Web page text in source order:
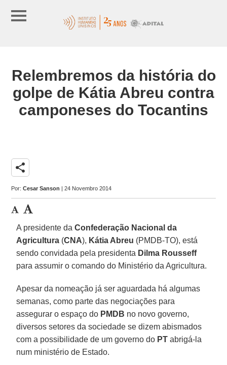
Relembremos da história do
golpe de Kátia Abreu contra
camponeses do Tocantins
share
Por:Cesar Sanson | 24 Novembro 2014
A presidente daConfederação Nacional da
Agricultura (CNA), Kátia Abreu (PMDB-TO), está
sendo convidada pela presidenta Dilma Rousseff
para assumir o comando do Ministério da Agricultura.
Apesar da nomeação já ser aguardada há algumas
semanas, como parte das negociações para
assegurar o espaço do PMDB no novo governo,
diversos setores da sociedade se dizem abismados
com a possibilidade de um governo do PT abrigá-la
num ministério de Estado.